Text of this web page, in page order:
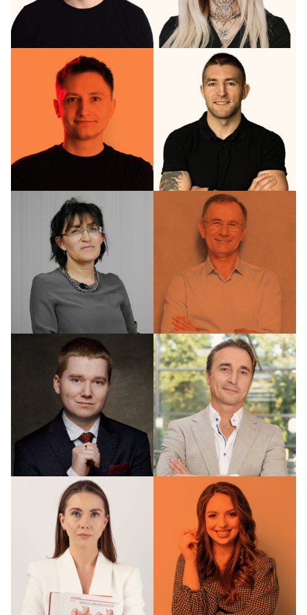
Matras Matras
Współzałożyciel
Leszek
Racut
Marta
Leśniewska
Piotr
Malinowski
Specjalista IT
Karol
Antczak
Przyszły
prof. dr
hab. n.
med.
Hanna
Szajewska
Prelegentka
konferencji
prof. dr
hab. n.
med.
Mirosław
Jarosz
Prelegent
konferencji
dr n. med.
i n. o zdr.
Szymon
Suwała
Prelegent
konferencji
dr n. med.
Mikołaj
Karmowski
Prelegent
konferencji